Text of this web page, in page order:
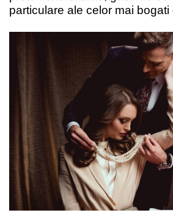
particulare ale celor mai bogati